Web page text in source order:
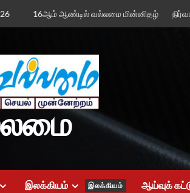
16ஆம் ஆண்டில் வல்லமை மின்னிதழ்
இலக்கியம் இலக்கியம் ஆய்வுக்